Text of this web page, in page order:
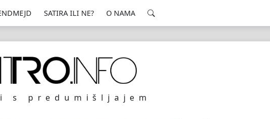
SATIRA ILI NE? O NAMA
s predumišljajem